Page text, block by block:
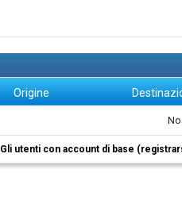
Origine
Gli utenti con account di base